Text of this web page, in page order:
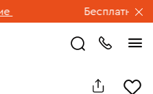
Бесплатная